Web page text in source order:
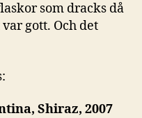
som dracks då
gott. Och det
Shiraz, 2007